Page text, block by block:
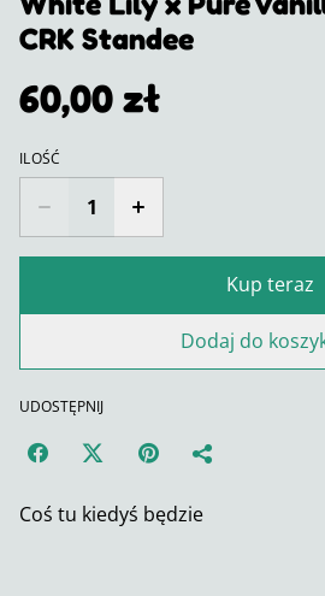
CRK Standee
60,00 zł
ILOŚĆ
Kup teraz
Dodaj do
UDOSTĘPNIJ
Coś tu kiedyś będzie